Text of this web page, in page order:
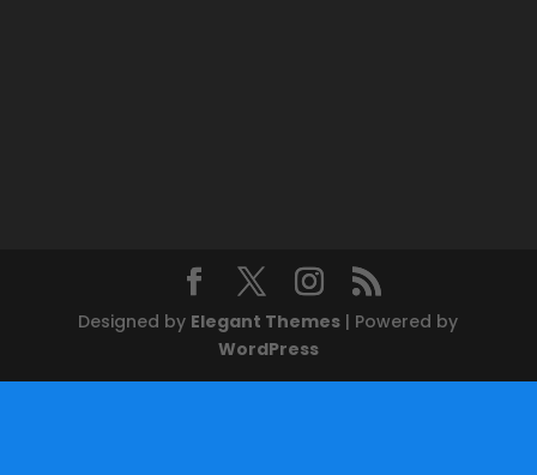
Designed by Elegant Themes | Powered by
WordPress